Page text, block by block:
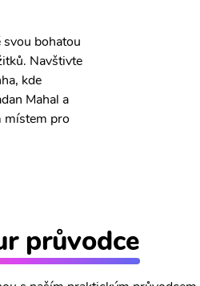
bohatou
Navštivte
kde
Mahal a
místem pro
průvodce